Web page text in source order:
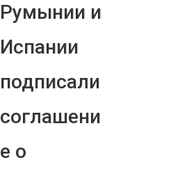
Румынии и
Испании
подписали
соглашени
е о